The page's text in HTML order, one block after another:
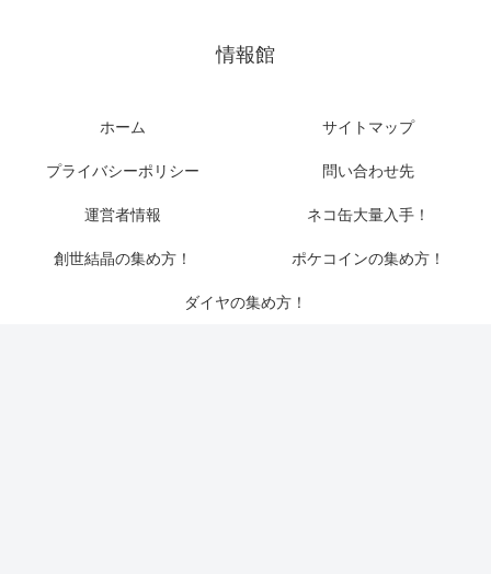
情報館
ホーム サイトマップ
プライバシーポリシー 問い合わせ先
運営者情報 ネコ缶大量入手！
創世結晶の集め方！ ポケコインの集め方！
ダイヤの集め方！